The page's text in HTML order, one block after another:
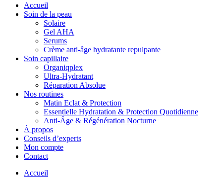
Accueil
Soin de la peau
Solaire
Gel AHA
Serums
Crème anti-âge hydratante repulpante
Soin capillaire
Organiqplex
Ultra-Hydratant
Réparation Absolue
Nos routines
Matin Eclat & Protection
Essentielle Hydratation & Protection Quotidienne
Anti‑Âge & Régénération Nocturne
À propos
Conseils d’experts
Mon compte
Contact
Accueil